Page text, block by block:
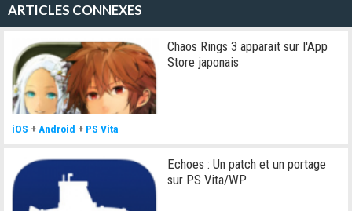
ARTICLES CONNEXES
Chaos Rings 3 apparait sur l'App
Store japonais
iOS + Android + PS Vita
Echoes : Un patch et un portage
sur PS Vita/WP